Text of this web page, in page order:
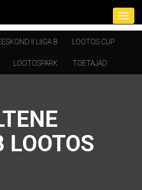
II LIIGA B LOOTOS CUP
LOOTOSPARK TOETAJAD
LOOTOS